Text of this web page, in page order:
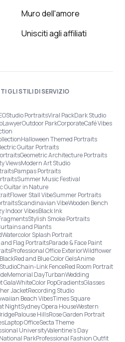
Muro dell'amore
Unisciti agli affiliati
GLI STILI DI SERVIZIO
Studio PortraitsViral PackDark Studio
LawyerOutdoor ParkCorporateCafé Vibes
Halloween Themed Portraits
Guitar Portraits
Geometric Architecture Portraits
ViewsModern Art Studio
Pampas Portraits
Summer Music Festival
Guitar in Nature
Flower Stall VibeSummer Portraits
Scandinavian VibeWooden Bench
Indoor VibesBlack Ink
Stylish Smoke Portraits
and Plants
Watercolor Splash Portrait
Flag PortraitsParade & Face Paint
Professional Office ExteriorWildflower
Red and Blue Color GelsAnime
Chain-Link FenceRed Room Portrait
Memorial DayTurbanWedding
GalaWhiteColor PopGradientsGlasses
JacketRecording Studio
Beach VibesTimes Square
NightSydney Opera HouseWestern
Palouse HillsRose Garden Portrait
Laptop OfficeSecta Theme
UniversityValentine's Day
ParkProfessional Fashion Outfit